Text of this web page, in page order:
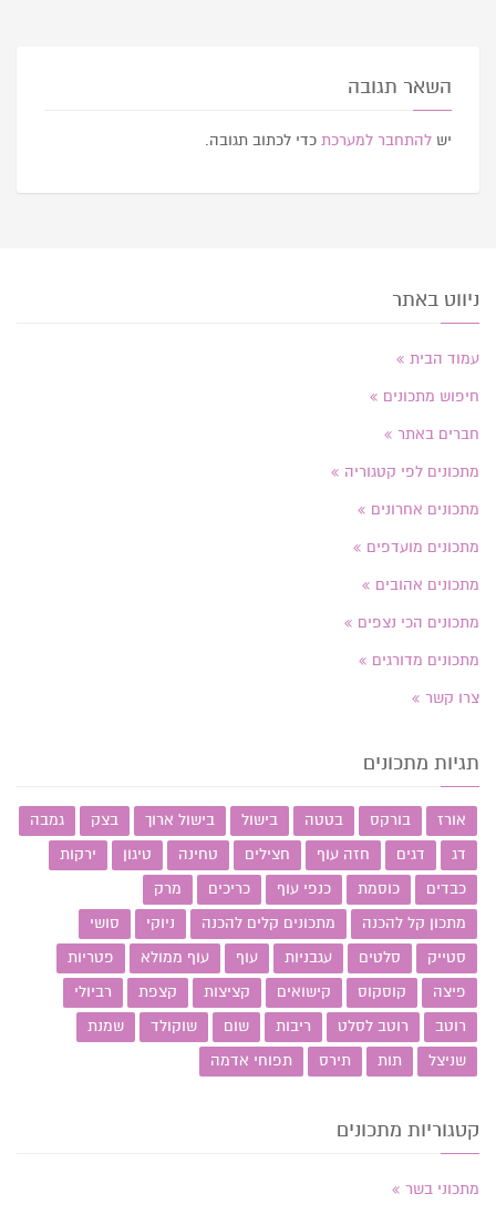
השאר תגובה
יש להתחבר למערכת כדי לכתוב תגובה.
ניווט באתר
עמוד הבית
חיפוש מתכונים
חברים באתר
מתכונים לפי קטגוריה
מתכונים אחרונים
מתכונים מועדפים
מתכונים אהובים
מתכונים הכי נצפים
מתכונים מדורגים
צרו קשר
תגיות מתכונים
אורז בורקס בטטה בישול בישול ארוך בצק
גמבה
דג
דגים חזה עוף חצילים טחינה טיגון
ירקות
כבדים
כוסמת כנפי עוף כריכים
מרק
מתכון קל להכנה
מתכונים קלים להכנה ניוקי
סושי
סטייק
סלטים עגבניות עוף עוף ממולא
פטריות
פיצה
קוסקוס קישואים קציצות קצפת
רביולי
רוטב
רוטב לסלט ריבות שום שוקולד
שמנת
שניצל
תות תירס תפוחי אדמה
קטגוריות מתכונים
מתכוני בשר